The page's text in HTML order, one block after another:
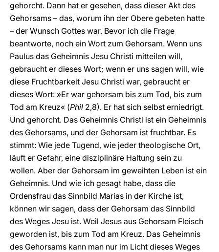
gehorcht. Dann hat er gesehen, dass dieser Akt des
Gehorsams – das, worum ihn der Obere gebeten hatte
– der Wunsch Gottes war. Bevor ich die Frage
beantworte, noch ein Wort zum Gehorsam. Wenn uns
Paulus das Geheimnis Jesu Christi mitteilen will,
gebraucht er dieses Wort; wenn er uns sagen will, wie
diese Fruchtbarkeit Jesu Christi war, gebraucht er
dieses Wort: »Er war gehorsam bis zum Tod, bis zum
Tod am Kreuz« (Phil 2,8). Er hat sich selbst erniedrigt.
Und gehorcht. Das Geheimnis Christi ist ein Geheimnis
des Gehorsams, und der Gehorsam ist fruchtbar. Es
stimmt: Wie jede Tugend, wie jeder theologische Ort,
läuft er Gefahr, eine disziplinäre Haltung sein zu
wollen. Aber der Gehorsam im geweihten Leben ist ein
Geheimnis. Und wie ich gesagt habe, dass die
Ordensfrau das Sinnbild Marias in der Kirche ist,
können wir sagen, dass der Gehorsam das Sinnbild
des Weges Jesu ist. Weil Jesus aus Gehorsam Fleisch
geworden ist, bis zum Tod am Kreuz. Das Geheimnis
des Gehorsams kann man nur im Licht dieses Weges